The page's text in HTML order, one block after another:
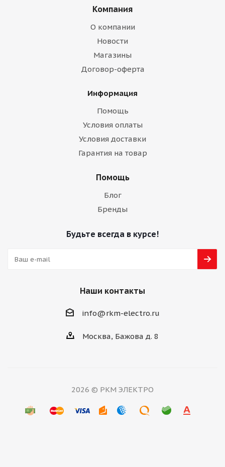
Компания
О компании
Новости
Магазины
Договор-оферта
Информация
Помощь
Условия оплаты
Условия доставки
Гарантия на товар
Помощь
Блог
Бренды
Будьте всегда в курсе!
Наши контакты
info@rkm-electro.ru
Москва, Бажова д. 8
2026 © РКМ ЭЛЕКТРО